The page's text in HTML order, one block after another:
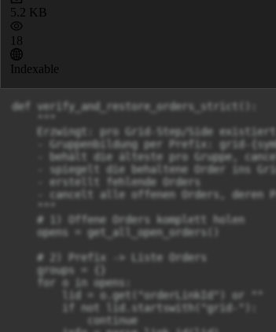
5.2 KB
18
Indexable
def verify_and_restore_orders_strict():
    """
Erzwingt: pro Grid-Step/Side
- Gruppenbildung per Prefix: grid-
- behält die älteste pro Gruppe,
- spiegelt die behaltene Order ins
    - erstellt fehlende Orders
- cancelt alle offenen Orders, deren
    """
    # 1) Offene Orders komplett holen
    opens = get_all_open_orders()
    # 2) Prefix -> Liste Orders
    groups = {}
    for o in opens:
        lid = o.get("orderLinkId") or ""
        if not lid.startswith("grid-"):
            continue